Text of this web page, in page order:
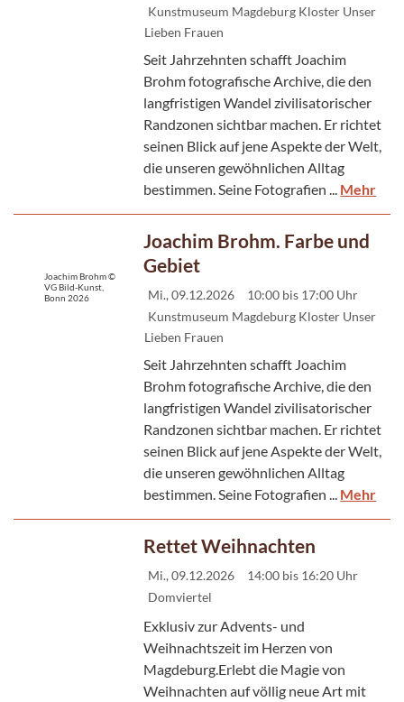
Kunstmuseum Magdeburg Kloster Unser
Lieben Frauen
Seit Jahrzehnten schafft Joachim
Brohm fotografische Archive, die den
langfristigen Wandel zivilisatorischer
Randzonen sichtbar machen. Er richtet
seinen Blick auf jene Aspekte der Welt,
die unseren gewöhnlichen Alltag
bestimmen. Seine Fotografien ... Mehr
Joachim Brohm. Farbe und
Gebiet
Mi., 09.12.2026
10:00 bis 17:00 Uhr
Kunstmuseum Magdeburg Kloster Unser
Lieben Frauen
Seit Jahrzehnten schafft Joachim
Brohm fotografische Archive, die den
langfristigen Wandel zivilisatorischer
Randzonen sichtbar machen. Er richtet
seinen Blick auf jene Aspekte der Welt,
die unseren gewöhnlichen Alltag
bestimmen. Seine Fotografien ... Mehr
Joachim Brohm ©
VG Bild-Kunst,
Bonn 2026
Rettet Weihnachten
Mi., 09.12.2026
14:00 bis 16:20 Uhr
Domviertel
Exklusiv zur Advents- und
Weihnachtszeit im Herzen von
Magdeburg.Erlebt die Magie von
Weihnachten auf völlig neue Art mit